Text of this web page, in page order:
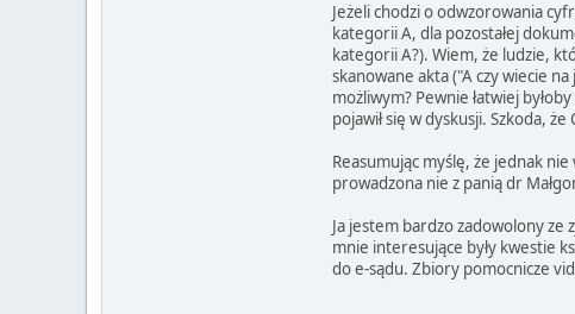
Jeżeli chodzi o odwzorowania
kategorii A, dla pozostałej
kategorii A?). Wiem, że ludzie,
skanowane akta ("A czy wiecie
możliwym? Pewnie łatwiej
pojawił się w dyskusji. Szkoda,
Reasumując myślę, że jednak
prowadzona nie z panią dr
Ja jestem bardzo zadowolony ze
mnie interesujące były kwestie
do e-sądu. Zbiory pomocnicze